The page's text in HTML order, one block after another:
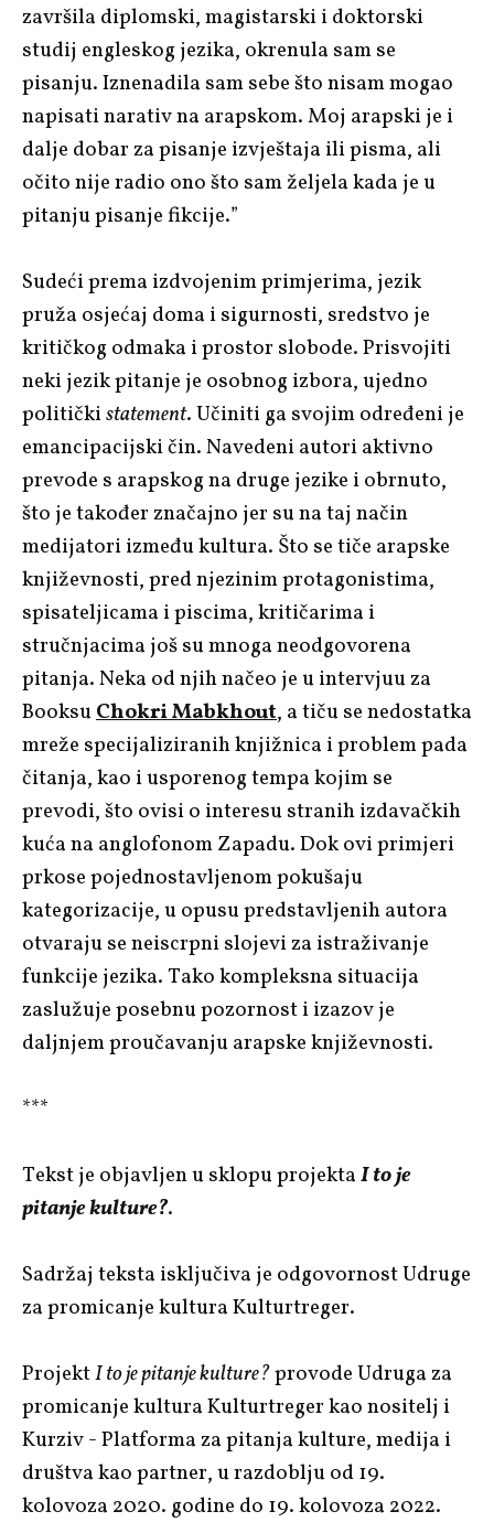
završila diplomski, magistarski i doktorski
studij engleskog jezika, okrenula sam se
pisanju. Iznenadila sam sebe što nisam mogao
napisati narativ na arapskom. Moj arapski je i
dalje dobar za pisanje izvještaja ili pisma, ali
očito nije radio ono što sam željela kada je u
pitanju pisanje fikcije.”
Sudeći prema izdvojenim primjerima, jezik
pruža osjećaj doma i sigurnosti, sredstvo je
kritičkog odmaka i prostor slobode. Prisvojiti
neki jezik pitanje je osobnog izbora, ujedno
političkistatement. Učiniti ga svojim određeni je
emancipacijski čin. Navedeni autori aktivno
prevode s arapskog na druge jezike i obrnuto,
što je također značajno jer su na taj način
medijatori između kultura. Što se tiče arapske
književnosti, pred njezinim protagonistima,
spisateljicama i piscima, kritičarima i
stručnjacima još su mnoga neodgovorena
pitanja. Neka od njih načeo je u intervjuu za
BooksuChokri Mabkhout, a tiču se nedostatka
mreže specijaliziranih knjižnica i problem pada
čitanja, kao i usporenog tempa kojim se
prevodi, što ovisi o interesu stranih izdavačkih
kuća na anglofonom Zapadu. Dok ovi primjeri
prkose pojednostavljenom pokušaju
kategorizacije, u opusu predstavljenih autora
otvaraju se neiscrpni slojevi za istraživanje
funkcije jezika. Tako kompleksna situacija
zaslužuje posebnu pozornost i izazov je
daljnjem proučavanju arapske književnosti.
***
Tekst je objavljen u sklopu projektaI to je
pitanje kulture?.
Sadržaj teksta isključiva je odgovornost Udruge
za promicanje kultura Kulturtreger.
ProjektI to je pitanje kulture?provode Udruga za
promicanje kultura Kulturtreger kao nositelj i
Kurziv - Platforma za pitanja kulture, medija i
društva kao partner, u razdoblju od 19.
kolovoza 2020. godine do 19. kolovoza 2022.